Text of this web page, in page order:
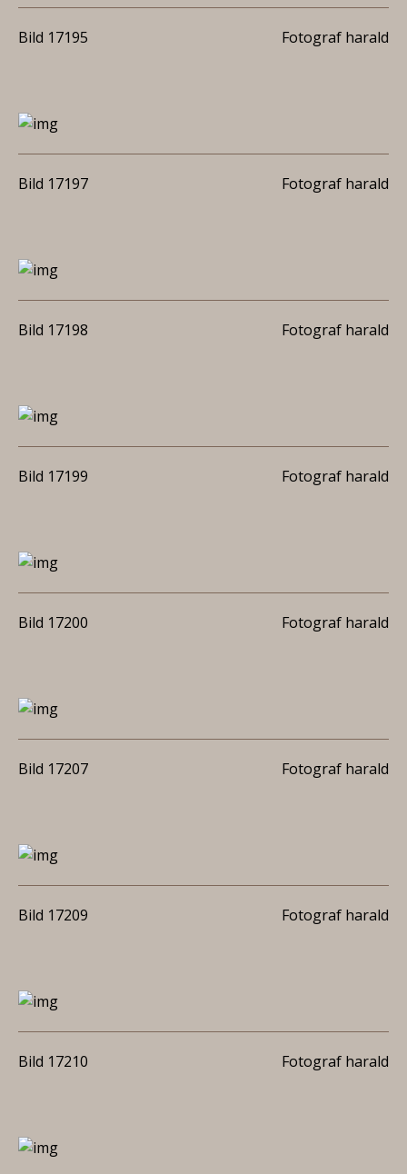
Bild 17195 Fotograf harald
Bild 17197 Fotograf harald
Bild 17198 Fotograf harald
Bild 17199 Fotograf harald
Bild 17200 Fotograf harald
Bild 17207 Fotograf harald
Bild 17209 Fotograf harald
Bild 17210 Fotograf harald